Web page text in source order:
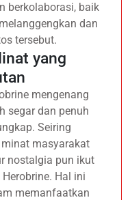
berkolaborasi, baik
dan
tersebut.
yang
mengenang
segar dan penuh
Seiring
masyarakat
nostalgia pun ikut
Hal ini
memanfaatkan